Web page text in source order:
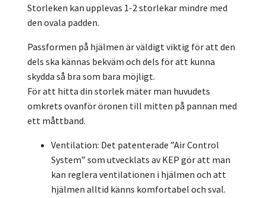
Storleken kan upplevas 1-2 storlekar mindre med
den ovala padden.
Passformen på hjälmen är väldigt viktig för att den
dels ska kännas bekväm och dels för att kunna
skydda så bra som bara möjligt.
För att hitta din storlek mäter man huvudets
omkrets ovanför öronen till mitten på pannan med
ett måttband.
Ventilation: Det patenterade ”Air Control
System” som utvecklats av KEP gör att man
kan reglera ventilationen i hjälmen och att
hjälmen alltid känns komfortabel och sval.